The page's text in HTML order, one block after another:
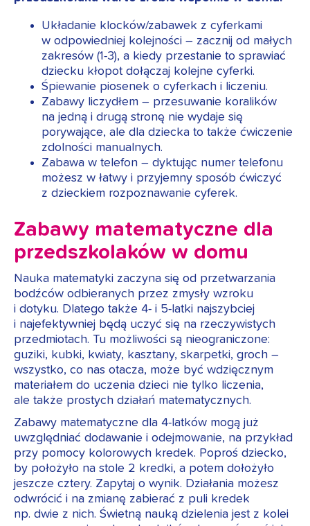
Układanie klocków/zabawek z cyferkami
w odpowiedniej kolejności – zacznij od małych
zakresów (1-3), a kiedy przestanie to sprawiać
dziecku kłopot dołączaj kolejne cyferki.
Śpiewanie piosenek o cyferkach i liczeniu.
Zabawy liczydłem – przesuwanie koralików
na jedną i drugą stronę nie wydaje się
porywające, ale dla dziecka to także ćwiczenie
zdolności manualnych.
Zabawa w telefon – dyktując numer telefonu
możesz w łatwy i przyjemny sposób ćwiczyć
z dzieckiem rozpoznawanie cyferek.
Zabawy matematyczne dla
przedszkolaków w domu
Nauka matematyki zaczyna się od przetwarzania
bodźców odbieranych przez zmysły wzroku
i dotyku. Dlatego także 4- i 5-latki najszybciej
i najefektywniej będą uczyć się na rzeczywistych
przedmiotach. Tu możliwości są nieograniczone:
guziki, kubki, kwiaty, kasztany, skarpetki, groch –
wszystko, co nas otacza, może być wdzięcznym
materiałem do uczenia dzieci nie tylko liczenia,
ale także prostych działań matematycznych.
Zabawy matematyczne dla 4-latków mogą już
uwzględniać dodawanie i odejmowanie, na przykład
przy pomocy kolorowych kredek. Poproś dziecko,
by położyło na stole 2 kredki, a potem dołożyło
jeszcze cztery. Zapytaj o wynik. Działania możesz
odwrócić i na zmianę zabierać z puli kredek
np. dwie z nich. Świetną nauką dzielenia jest z kolei